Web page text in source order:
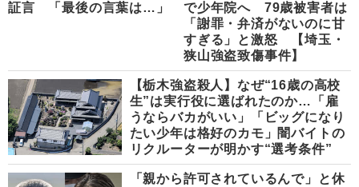
証言 「最後の言葉は…」
で少年院へ 79歳被害者は
「謝罪・弁済がないのに甘
すぎる」と激怒 【埼玉・
狭山強盗致傷事件】
【栃木強盗殺人】なぜ“16歳の高校
生”は実行役に選ばれたのか…「雇
うならバカがいい」「ビッグになり
たい少年は格好のカモ」闇バイトの
リクルーターが明かす“選考条件”
「親から許可されているんで」と休